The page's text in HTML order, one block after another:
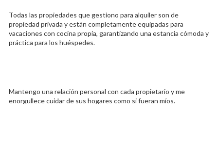
Todas las propiedades que gestiono para alquiler son de
propiedad privada y están completamente equipadas para
vacaciones con cocina propia, garantizando una estancia cómoda y
práctica para los huéspedes.
Mantengo una relación personal con cada propietario y me
enorgullece cuidar de sus hogares como si fueran míos.